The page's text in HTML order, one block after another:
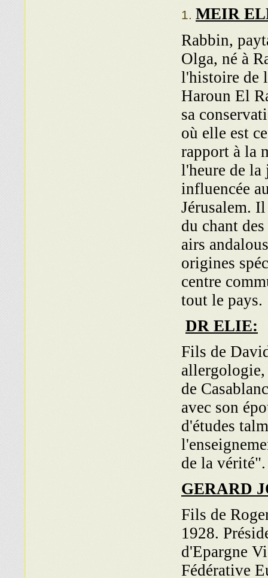
MEIR
Rabbin,
Olga, né à
l'histoire de
Haroun El
sa
où elle est
rapport à la
l'heure de la
influencée
Jérusalem.
du chant
airs
origines
centre
tout le pays.
DR ELIE:
Fils de
allergologie,
de
avec son
d'études
de la vérité".
GERARD
Fils de
1928.
d'Epargne
Fédérative